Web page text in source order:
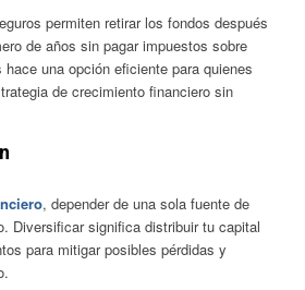
permiten retirar los fondos después
de años sin pagar impuestos sobre
una opción eficiente para quienes
de crecimiento financiero sin
, depender de una sola fuente de
Diversificar significa distribuir tu capital
para mitigar posibles pérdidas y